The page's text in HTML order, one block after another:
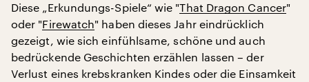
Diese „Erkundungs-Spiele“ wie "That Dragon Cancer"
oder "Firewatch" haben dieses Jahr eindrücklich
gezeigt, wie sich einfühlsame, schöne und auch
bedrückende Geschichten erzählen lassen – der
Verlust eines krebskranken Kindes oder die Einsamkeit